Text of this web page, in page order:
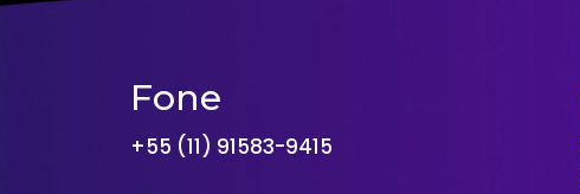
Fone
+55 (11) 91583-9415